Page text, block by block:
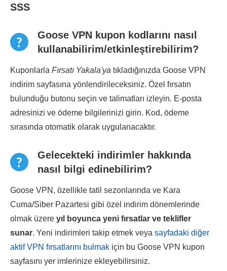
SSS
Goose VPN kupon kodlarını nasıl
kullanabilirim/etkinleştirebilirim?
Kuponlarla Fırsatı Yakala'ya tıkladığınızda Goose VPN
indirim sayfasına yönlendirileceksiniz. Özel fırsatın
bulunduğu butonu seçin ve talimatları izleyin. E-posta
adresinizi ve ödeme bilgilerinizi girin. Kod, ödeme
sırasında otomatik olarak uygulanacaktır.
Gelecekteki indirimler hakkında
nasıl bilgi edinebilirim?
Goose VPN, özellikle tatil sezonlarında ve Kara
Cuma/Siber Pazartesi gibi özel indirim dönemlerinde
olmak üzere yıl boyunca yeni fırsatlar ve teklifler
sunar. Yeni indirimleri takip etmek veya sayfadaki diğer
aktif VPN fırsatlarını bulmak için bu Goose VPN kupon
sayfasını yer imlerinize ekleyebilirsiniz.